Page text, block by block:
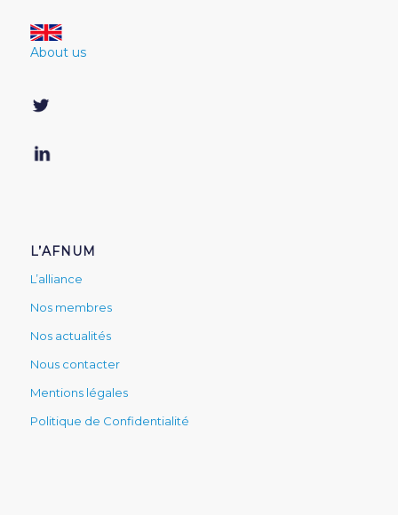
About us
L’AFNUM
L’alliance
Nos membres
Nos actualités
Nous contacter
Mentions légales
Politique de Confidentialité